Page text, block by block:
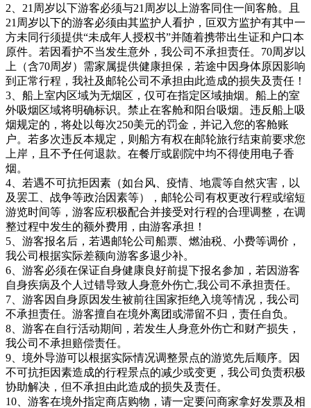
2、21周岁以下游客必须与21周岁以上游客同住一间客舱。且
21周岁以下的游客必须由其监护人看护，叵双方监护有其中一
方未同行须提供“未成年人授权书”并随着携带出生证和户口本
原件。若因看护不当发生意外，我公司不承担责任。70周岁以
上（含70周岁）需家属提供健康担保，若途中因身体原因影响
到正常行程，我社及邮轮公司不承担由此造成的损失及责任！
3、船上室内区域为无烟区，仅可在指定区域抽烟。船上的室
外吸烟区域将明确标识。禁止在客舱和阳台吸烟。违反船上吸
烟规定的，将处以每次250美元的罚金，并记入您的客舱账
户。若多次违反本规定，则船方有权在邮轮旅行结束前要求您
上岸，且不予任何退款。在餐厅或剧院中均不得使用电子香
烟。
4、若遇不可抗拒因素（如台风、疫情、地震等自然灾害，以
及罢工、战争等政治因素等），邮轮公司有权更改行程或缩短
游览时间等，游客应积极配合并接受对行程的合理调整，在调
整过程中发生的额外费用，由游客承担！
5、游客报名后，若遇邮轮公司船票、燃油税、小费等调价，
我公司根据实际差额向游客多退少补。
6、游客必须在保证自身健康良好前提下报名参加，若因游客
自身疾病及个人过错导致人身意外伤亡,我公司不承担责任。
7、游客因自身原因发生被前往国家拒绝入境等情况，我公司
不承担责任。游客擅自在境外离团或滞留不归，责任自负。
8、游客在自行活动期间，若发生人身意外伤亡和财产损失，
我公司不承担赔偿责任。
9、境外导游可以根据实际情况调整景点的游览先后顺序。因
不可抗拒因素造成的行程景点的减少或变更，我公司负责积极
协助解决，但不承担由此造成的损失及责任。
10、游客在境外指定商店购物，请一定要问商家拿好发票及相